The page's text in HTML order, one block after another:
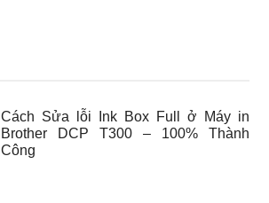
Cách Sửa lỗi Ink Box Full ở Máy in
Brother DCP T300 – 100% Thành
Công